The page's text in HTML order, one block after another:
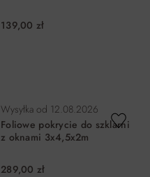
139,00 zł
Wysyłka od 12.08.2026
Foliowe pokrycie do szklarni
z oknami 3x4,5x2m
289,00 zł